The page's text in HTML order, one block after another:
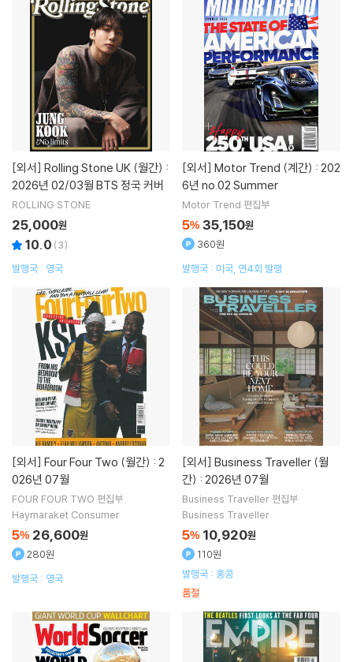
[외서]
2026년 02/03월 BTS 정국 커버
ROLLING STONE
25,000원
10.0 (3)
발행국 : 영국
[외서]
6년 no.02 Summer
Motor Trend 편집부
5% 35,150원
360원
발행국 : 미국, 연4회 발행
[외서]
026년 07월
FOUR FOUR TWO 편집부
Haymaraket Consumer
5% 26,600원
280원
발행국 : 영국
[외서]
간) : 2026년 07월
Business Traveller 편집부
Business Traveller
5% 10,920원
110원
발행국 : 홍콩
품절